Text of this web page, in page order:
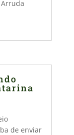
Arruda
de enviar